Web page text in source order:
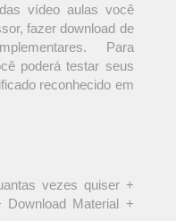
vídeo aulas você
fazer download de
Para
poderá testar seus
reconhecido em
vezes quiser +
Material +